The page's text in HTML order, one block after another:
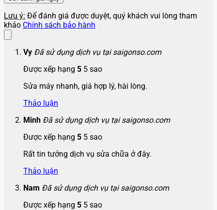
Lưu ý: Để đánh giá được duyệt, quý khách vui lòng tham
khảo Chính sách bảo hành
Vy Đã sử dụng dịch vụ tại saigonso.com
Được xếp hạng 5 5 sao
Sửa máy nhanh, giá hợp lý, hài lòng.
Thảo luận
Minh Đã sử dụng dịch vụ tại saigonso.com
Được xếp hạng 5 5 sao
Rất tin tưởng dịch vụ sửa chữa ở đây.
Thảo luận
Nam Đã sử dụng dịch vụ tại saigonso.com
Được xếp hạng 5 5 sao